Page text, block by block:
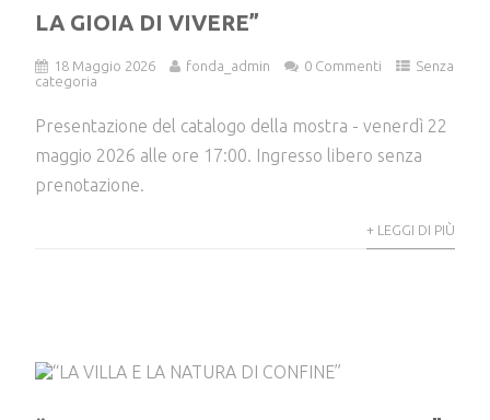
LA GIOIA DI VIVERE”
18 Maggio 2026 fonda_admin 0 Commenti
Senza
categoria
Presentazione del catalogo della mostra - venerdì 22
maggio 2026 alle ore 17:00. Ingresso libero senza
prenotazione.
+ LEGGI DI PIÙ